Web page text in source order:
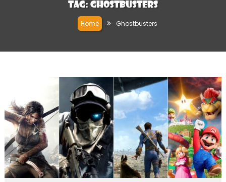
Tag: Ghostbusters
Home Ghostbusters